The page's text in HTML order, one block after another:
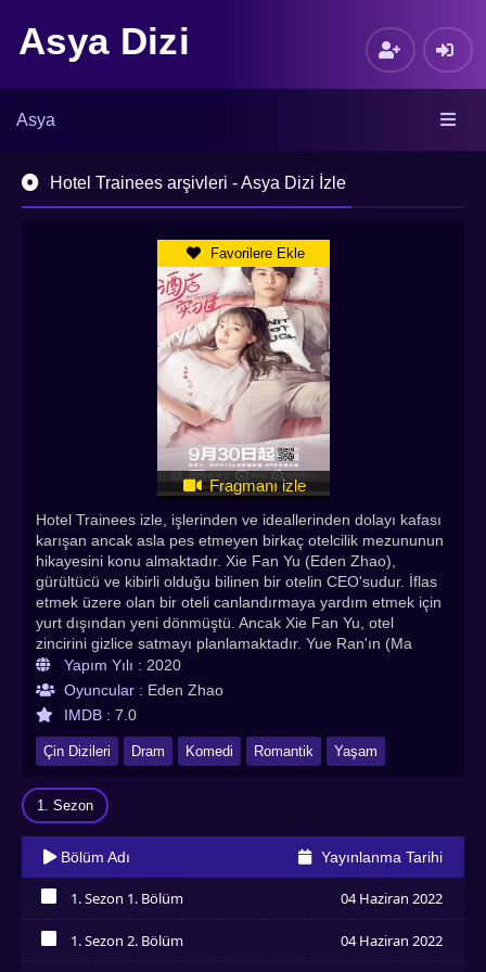
Asya Dizi
Asya
Hotel Trainees arşivleri - Asya Dizi İzle
Favorilere Ekle
Fragmanı izle
Hotel Trainees izle, işlerinden ve ideallerinden dolayı kafası
karışan ancak asla pes etmeyen birkaç otelcilik mezununun
hikayesini konu almaktadır. Xie Fan Yu (Eden Zhao),
gürültücü ve kibirli olduğu bilinen bir otelin CEO'sudur. İflas
etmek üzere olan bir oteli canlandırmaya yardım etmek için
yurt dışından yeni dönmüştü. Ancak Xie Fan Yu, otel
zincirini gizlice satmayı planlamaktadır. Yue Ran'ın (Ma
Meng Wei) ortaya çıkışı davranışını değiştirdi. Güçlü
görünmesine rağmen, aslında Xie Fan Yu büyük ölçüde
Yue Ran'a güveniyor. Yue Ran, güzel, neşeli, enerjik bir
genç kız ve otel için bir coşku var. Otel yönetimi kursu Ning
Jiajia (Xu Wan Ting), Susan (Cynthia Yu) ve Luo Fei (Cheng
Zi Ying) 'den mezun olan Yue Ran ve meslektaşları, BYT
uluslararası oteline katılmak için geldiler. Zhao Zhi Wei, Xie
Fan Yu rolündedir. Zorba otel başkanıdır. Sert biri ama Yue
Ran'ın görünümü onu yumuşatıyor. Çok güçlü görünüyor
ama Yue Ran'a çok bağlıdır. Ma Meng Wei, Yue Ran
rolündedir. Otele stajyerlik yapmak için gelen enerjik, sert
ve iyimser bir kız. Birbiri ardına önyargılardan kurtulmak için
başlatıyor. Bu dizi, işleri ve idealleri nedeniyle kafaları
Yapım Yılı : 2020
Oyuncular : Eden Zhao
IMDB : 7.0
Çin Dizileri Dram Komedi Romantik Yaşam
1. Sezon
Bölüm Adı Yayınlanma Tarihi
1. Sezon 1. Bölüm 04 Haziran 2022
1. Sezon 2. Bölüm 04 Haziran 2022